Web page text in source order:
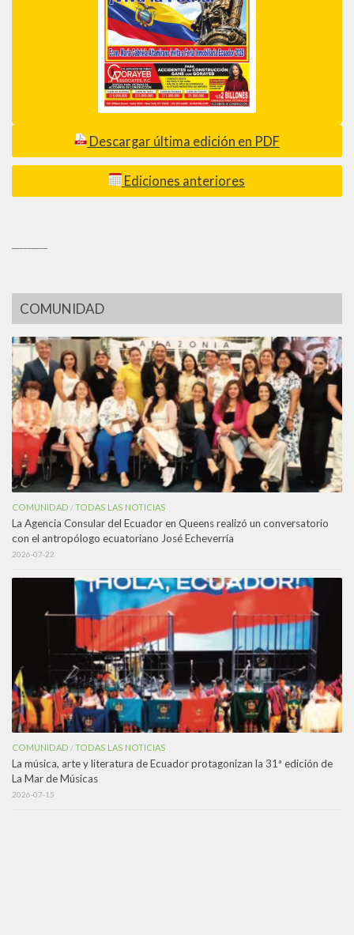
Descargar última edición en PDF
Ediciones anteriores
COMUNIDAD
COMUNIDAD /TODAS LAS NOTICIAS
La Agencia Consular del Ecuador en Queens realizó un conversatorio
con el antropólogo ecuatoriano José Echeverría
2026-07-22
COMUNIDAD /TODAS LAS NOTICIAS
La música, arte y literatura de Ecuador protagonizan la 31ª edición de
La Mar de Músicas
2026-07-15